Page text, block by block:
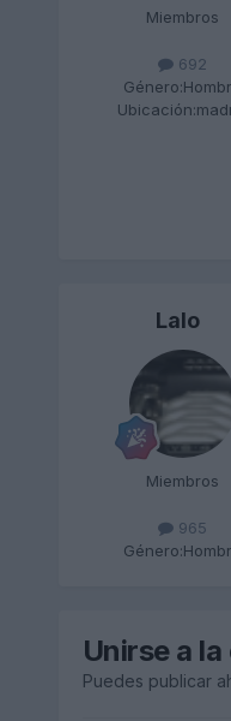
Miembros
692
Género:
Ubicación:
Lalo
Miembros
965
Género:
Unirse a
Puedes publicar